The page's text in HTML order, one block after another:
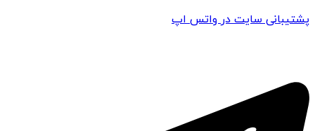
پشتیبانی سایت در واتس اپ